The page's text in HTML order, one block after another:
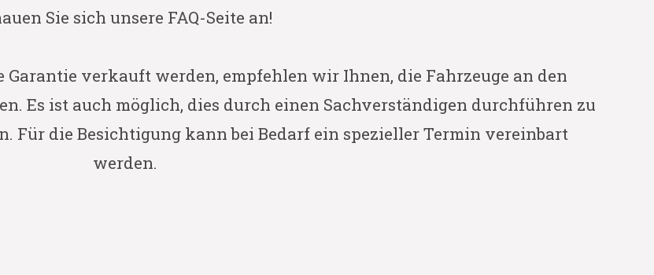
Sie sich unsere FAQ-Seite an!
verkauft werden, empfehlen wir Ihnen, die Fahrzeuge an den
Es ist auch möglich, dies durch einen Sachverständigen durchführen zu
Für die Besichtigung kann bei Bedarf ein spezieller Termin vereinbart
werden.